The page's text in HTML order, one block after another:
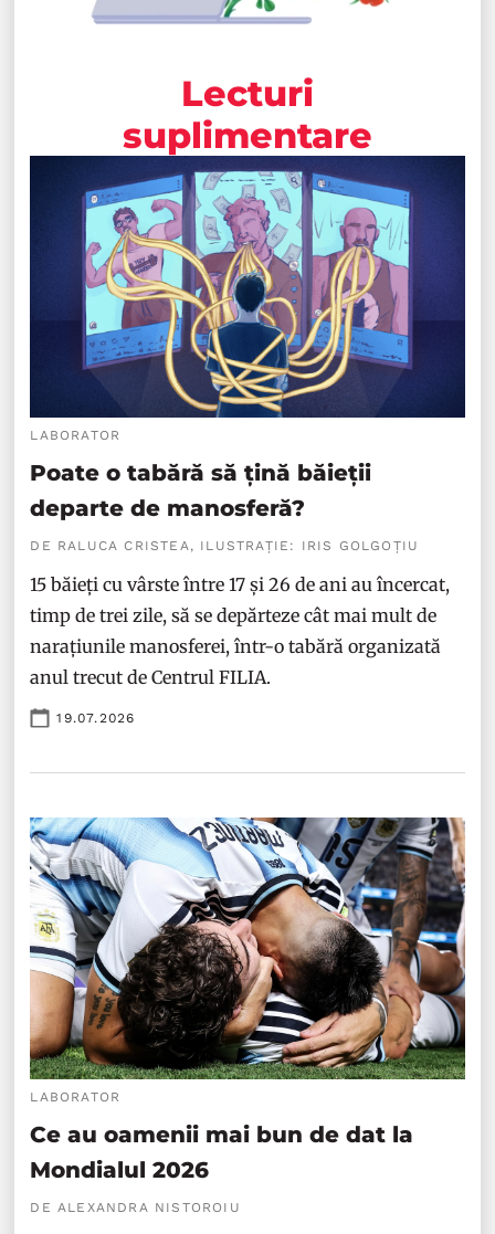
Lecturi
suplimentare
LABORATOR
Poate o tabără să țină băieții
departe de manosferă?
DE RALUCA CRISTEA, ILUSTRAȚIE: IRIS GOLGOȚIU
15 băieți cu vârste între 17 și 26 de ani au încercat,
timp de trei zile, să se depărteze cât mai mult de
narațiunile manosferei, într-o tabără organizată
anul trecut de Centrul FILIA.
19.07.2026
LABORATOR
Ce au oamenii mai bun de dat la
Mondialul 2026
DE ALEXANDRA NISTOROIU